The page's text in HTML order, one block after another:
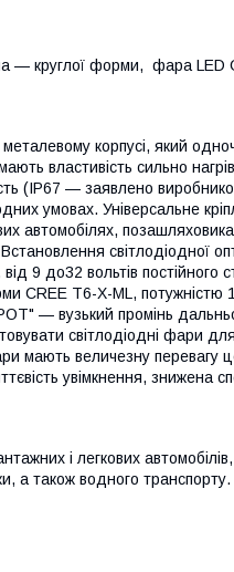
— круглої форми, фара LED
корпусі, який
властивість сильно
(IP67 — заявлено
умовах. Універсальне
автомобілях,
світлодіодної
9 до32 вольтів постійного
CREE T6-X-ML, потужністю
— вузький промінь
світлодіодні фари для
мають величезну перевагу
увімкнення, знижена
і легкових автомобілів,
а також водного транспорту.